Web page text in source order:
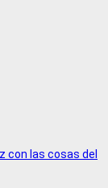
con las cosas del